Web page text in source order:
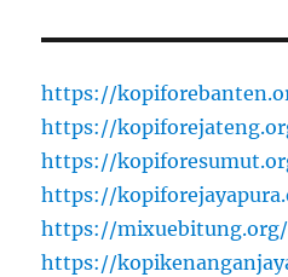
https://
https://
https://
https://
https://mixuebitung.org/
https://